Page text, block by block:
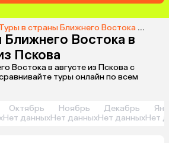
Туры в страны Ближнего Востока из Пскова
Востока в
Пскова
Востока в августе из Пскова с
туры онлайн по всем
Октябрь
Нет данных
Ноябрь
Нет данных
Декабрь
Нет данныхНет